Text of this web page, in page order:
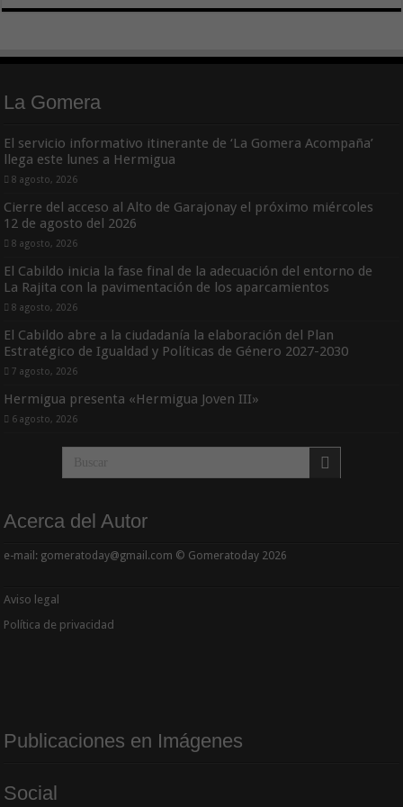
La Gomera
El servicio informativo itinerante de ‘La Gomera Acompaña’
llega este lunes a Hermigua
8 agosto, 2026
Cierre del acceso al Alto de Garajonay el próximo miércoles
12 de agosto del 2026
8 agosto, 2026
El Cabildo inicia la fase final de la adecuación del entorno de
La Rajita con la pavimentación de los aparcamientos
8 agosto, 2026
El Cabildo abre a la ciudadanía la elaboración del Plan
Estratégico de Igualdad y Políticas de Género 2027-2030
7 agosto, 2026
Hermigua presenta «Hermigua Joven III»
6 agosto, 2026
Acerca del Autor
e-mail: gomeratoday@gmail.com © Gomeratoday 2026
Aviso legal
Política de privacidad
Publicaciones en Imágenes
Social